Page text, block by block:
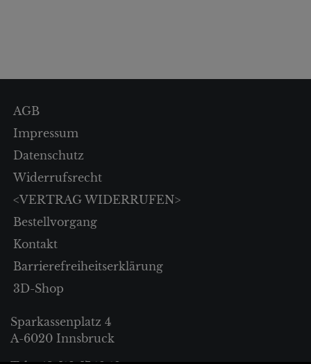
AGB
Impressum
Datenschutz
Widerrufsrecht
<VERTRAG WIDERRUFEN>
Bestellvorgang
Kontakt
Barrierefreiheitserklärung
3D-Shop
Sparkassenplatz 4
A-6020 Innsbruck